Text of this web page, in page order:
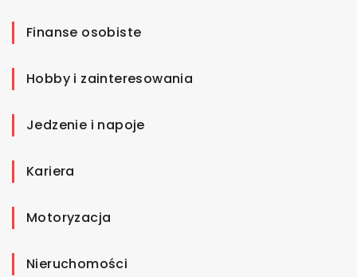
Finanse osobiste
Hobby i zainteresowania
Jedzenie i napoje
Kariera
Motoryzacja
Nieruchomości